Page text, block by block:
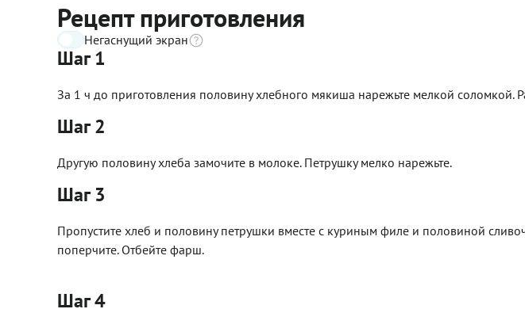
Рецепт приготовления
Негаснущий экран
Шаг 1
За 1 ч до приготовления половину хлебного мякиша нарежьте мелкой соломкой.
Шаг 2
Другую половину хлеба замочите в молоке. Петрушку мелко нарежьте.
Шаг 3
Пропустите хлеб и половину петрушки вместе с куриным филе и половиной
поперчите. Отбейте фарш.
Шаг 4